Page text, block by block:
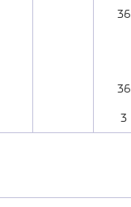
36
36
3